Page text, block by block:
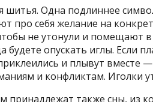
шитья. Одна подлиннее
про себя желание на
не утонули и помещают
будете опускать иглы. Если
и плывут вместе
и конфликтам. Иголки
принадлежат также сны, из